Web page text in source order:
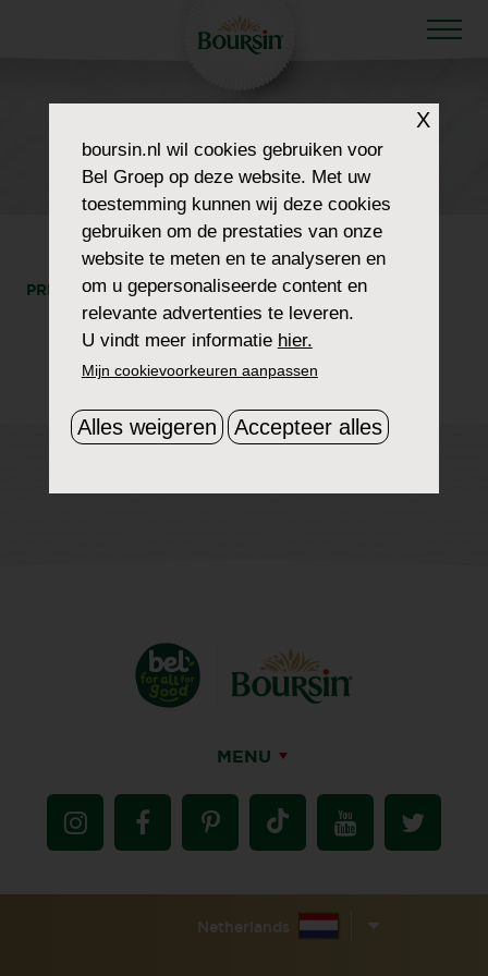
BOURSIN PORTRAIT
PRINT DEEL
MENU
Netherlands
X
boursin.nl wil cookies gebruiken voor
Bel Groep op deze website. Met uw
toestemming kunnen wij deze cookies
gebruiken om de prestaties van onze
website te meten en te analyseren en
om u gepersonaliseerde content en
relevante advertenties te leveren.
U vindt meer informatie hier.
Mijn cookievoorkeuren aanpassen
Alles weigeren Accepteer alles